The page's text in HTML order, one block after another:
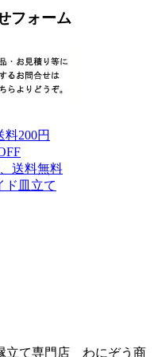
フォーム
立て専門店 わにぞう商